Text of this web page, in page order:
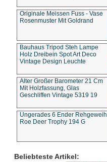
Originale Meissen Fuss - Vase
Rosenmuster Mit Goldrand
Bauhaus Tripod Steh Lampe
Holz Dreibein Spot Art Deco
Vintage Design Leuchte
Alter Großer Barometer 21 Cm
Mit Holzfassung, Glas
Geschliffen Vintage 5319 19
Ungerades 6 Ender Rehgeweih
Roe Deer Trophy 194 G
Beliebteste Artikel: